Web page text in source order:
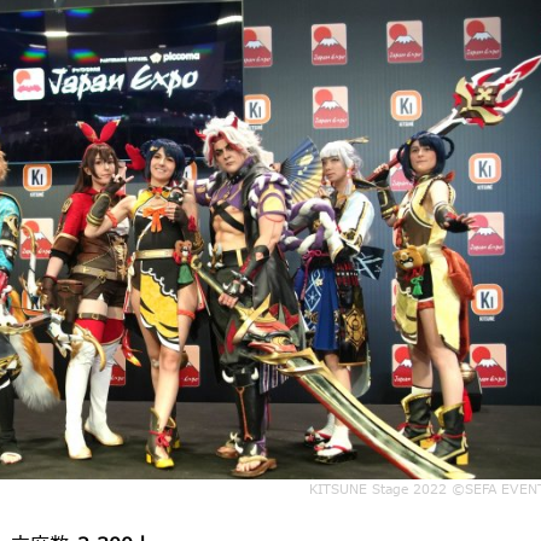
KITSUNE Stage 2022 ©SEFA